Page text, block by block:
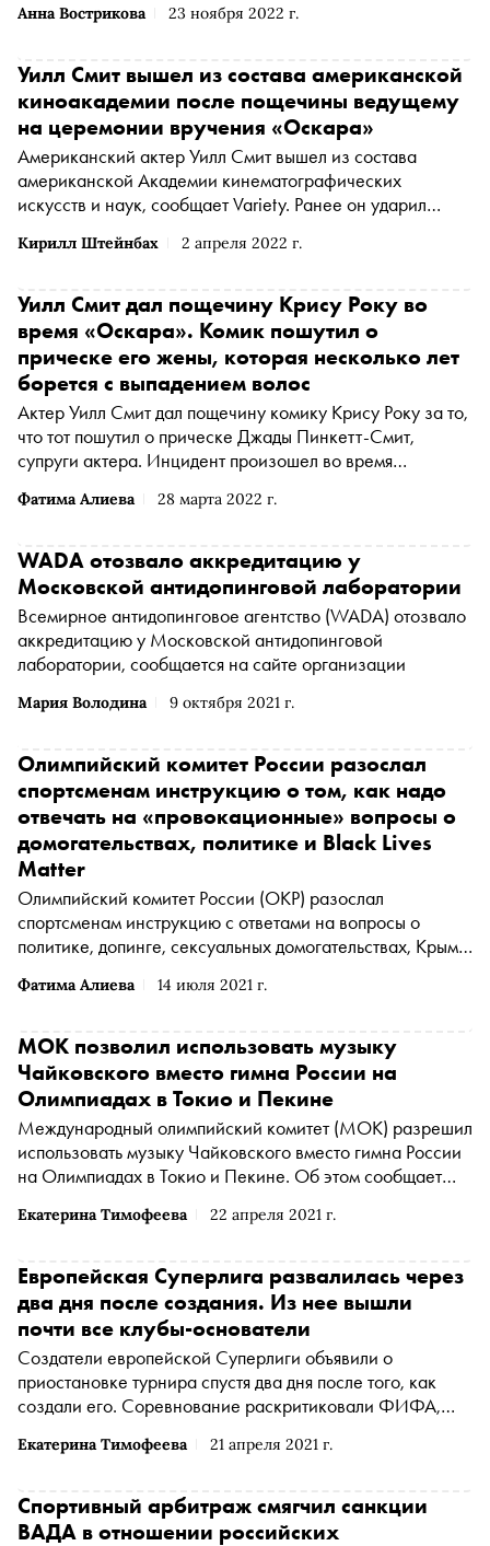
Анна Вострикова 23 ноября 2022 г.
Кирилл Штейнбах 2 апреля 2022 г.
Уилл Смит вышел из состава американской
киноакадемии после пощечины ведущему
на церемонии вручения «Оскара»
Американский актер Уилл Смит вышел из состава
американской Академии кинематографических
искусств и наук, сообщает Variety. Ранее он ударил
премии «Оскар»
Фатима Алиева 28 марта 2022 г.
Уилл Смит дал пощечину Крису Року во
время «Оскара». Комик пошутил о
прическе его жены, которая несколько лет
борется с выпадением волос
Актер Уилл Смит дал пощечину комику Крису Року за то,
что тот пошутил о прическе Джады Пинкетт-Смит,
супруги актера. Инцидент произошел во время
Новости со ссылкой на телеканал ABC
Мария Володина 9 октября 2021 г.
WADA отозвало аккредитацию у
Московской антидопинговой лаборатории
Всемирное антидопинговое агентство (WADA) отозвало
аккредитацию у Московской антидопинговой
лаборатории, сообщается на сайте организации
Фатима Алиева 14 июля 2021 г.
Олимпийский комитет России разослал
спортсменам инструкцию о том, как надо
отвечать на «провокационные» вопросы о
домогательствах, политике и Black Lives
Matter
Олимпийский комитет России (ОКР) разослал
спортсменам инструкцию с ответами на вопросы о
политике, допинге, сексуальных домогательствах, Крыме
(BLM), сообщают «Ведомости»
Екатерина Тимофеева 22 апреля 2021 г.
МОК позволил использовать музыку
Чайковского вместо гимна России на
Олимпиадах в Токио и Пекине
Международный олимпийский комитет (МОК) разрешил
использовать музыку Чайковского вместо гимна России
на Олимпиадах в Токио и Пекине. Об этом сообщает
Екатерина Тимофеева 21 апреля 2021 г.
Европейская Суперлига развалилась через
два дня после создания. Из нее вышли
почти все клубы-основатели
Создатели европейской Суперлиги объявили о
приостановке турнира спустя два дня после того, как
создали его. Соревнование раскритиковали ФИФА,
турнир покинули все английские клубы
Спортивный арбитраж смягчил санкции
ВАДА в отношении российских